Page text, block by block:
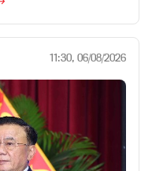
11:30, 06/08/2026